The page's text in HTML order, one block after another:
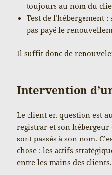
toujours au nom du
Test de l’hébergement
pas payé le
Il suffit donc de
Intervention
Le client en question est
registrar et son hébergeur
sont passés à son nom.
chose : les actifs
entre les mains des clients.